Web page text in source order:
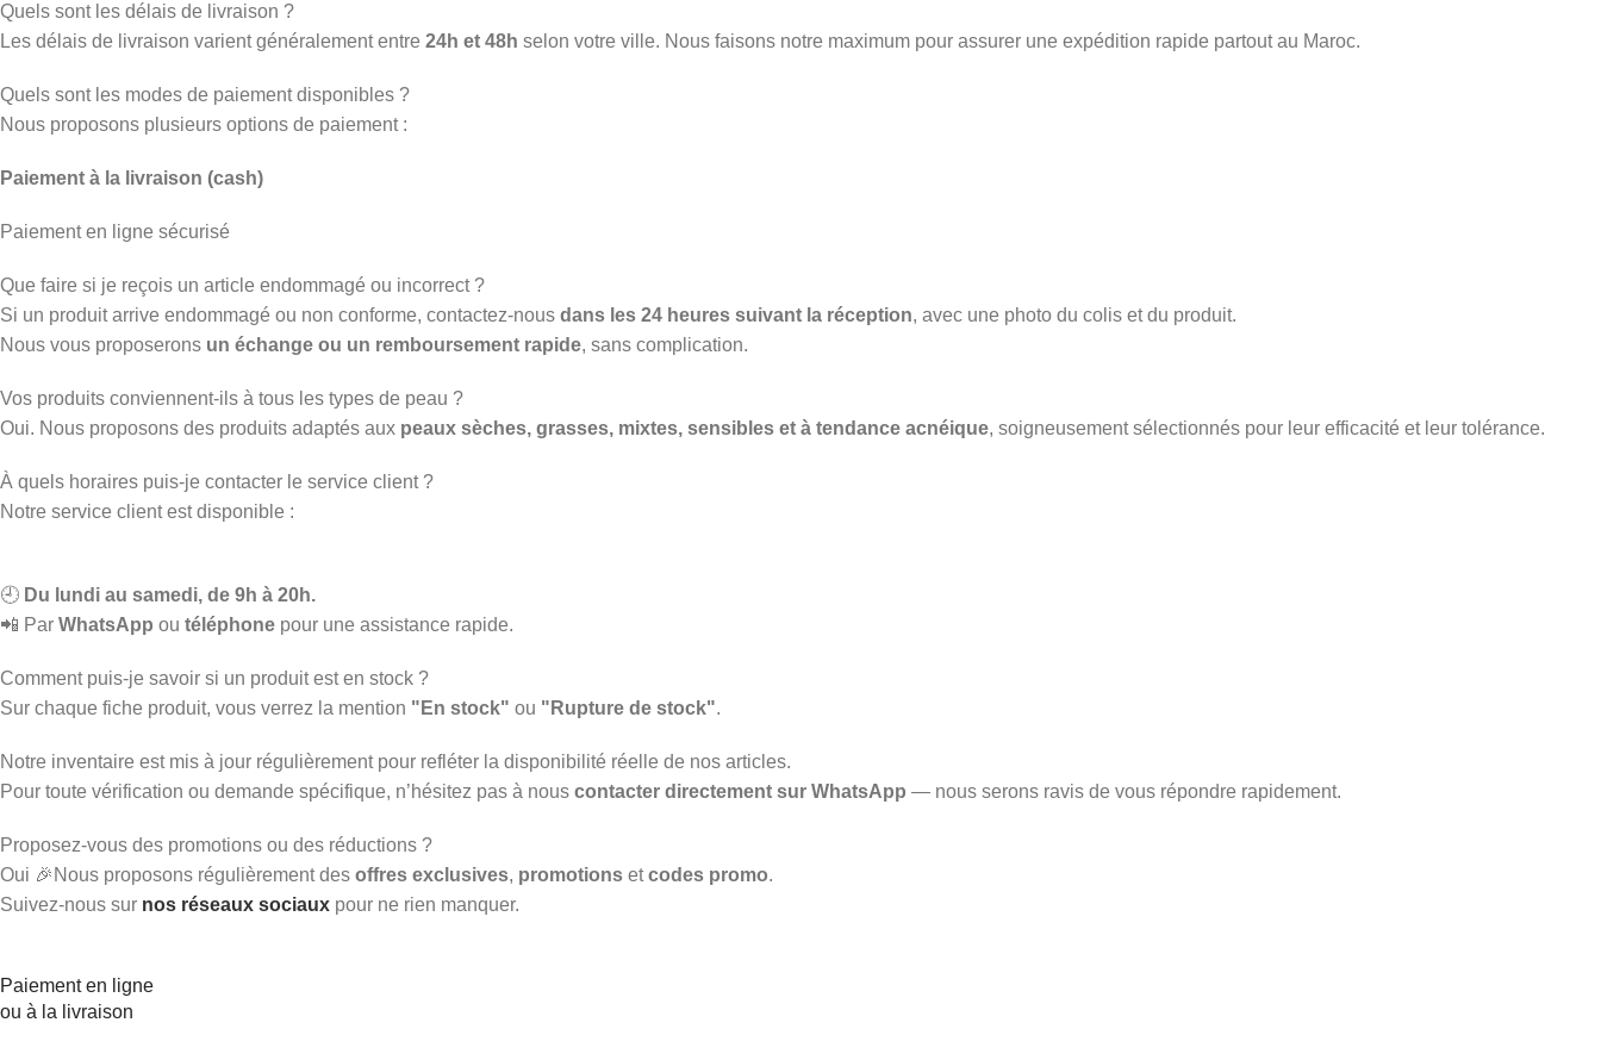
Quels sont les délais de livraison ?
Les délais de livraison varient généralement entre 24h et 48h selon votre ville. Nous faisons notre maximum pour assurer une expédition rapide partout au Maroc.
Quels sont les modes de paiement disponibles ?
Nous proposons plusieurs options de paiement :
Paiement à la livraison (cash)
Paiement en ligne sécurisé
Que faire si je reçois un article endommagé ou incorrect ?
Si un produit arrive endommagé ou non conforme, contactez-nous dans les 24 heures suivant la réception, avec une photo du colis et du produit.
Nous vous proposerons un échange ou un remboursement rapide, sans complication.
Vos produits conviennent-ils à tous les types de peau ?
Oui. Nous proposons des produits adaptés aux peaux sèches, grasses, mixtes, sensibles et à tendance acnéique, soigneusement sélectionnés pour leur efficacité et leur tolérance.
À quels horaires puis-je contacter le service client ?
Notre service client est disponible :
🕘 Du lundi au samedi, de 9h à 20h.
📲 Par WhatsApp ou téléphone pour une assistance rapide.
Comment puis-je savoir si un produit est en stock ?
Sur chaque fiche produit, vous verrez la mention "En stock" ou "Rupture de stock".
Notre inventaire est mis à jour régulièrement pour refléter la disponibilité réelle de nos articles.
Pour toute vérification ou demande spécifique, n’hésitez pas à nous contacter directement sur WhatsApp — nous serons ravis de vous répondre rapidement.
Proposez-vous des promotions ou des réductions ?
Oui 🎉Nous proposons régulièrement des offres exclusives, promotions etcodes promo.
Suivez-nous sur nos réseaux sociaux pour ne rien manquer.
Paiement en ligne
ou à la livraison